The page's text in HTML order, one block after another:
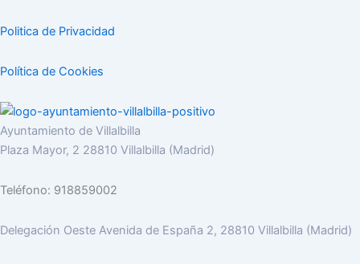
Politica de Privacidad
Política de Cookies
Ayuntamiento de Villalbilla
Plaza Mayor, 2 28810 Villalbilla (Madrid)
Teléfono: 918859002
Delegación Oeste Avenida de España 2, 28810 Villalbilla (Madrid)